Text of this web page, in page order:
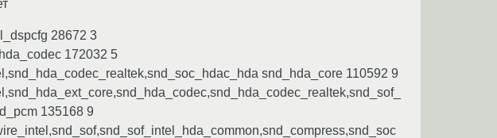
28672 3
172032 5
snd_hda_core 110592 9
135168 9